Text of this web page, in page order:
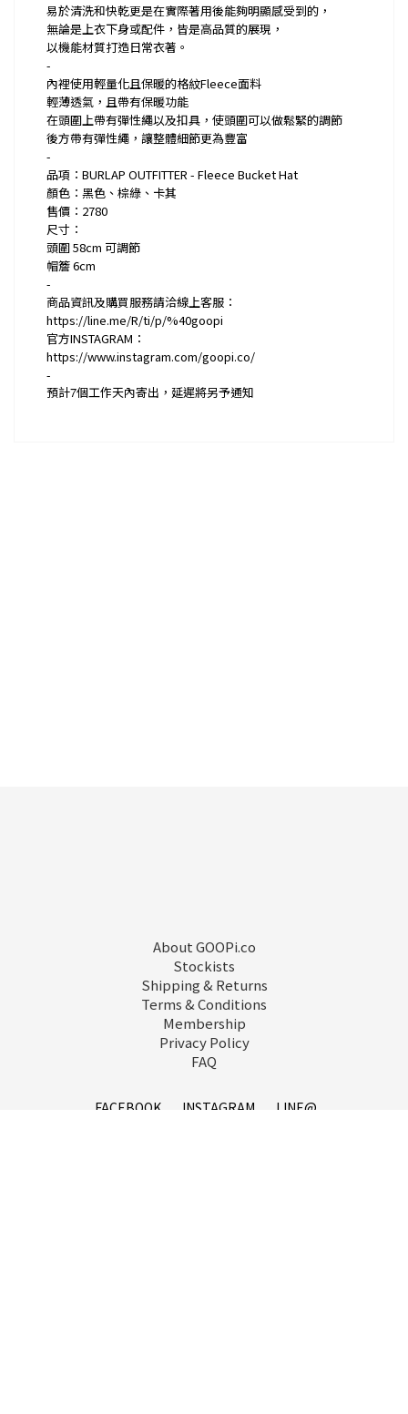
易於清洗和快乾更是在實際著用後能夠明顯感受到的，
無論是上衣下身或配件，皆是高品質的展現，
以機能材質打造日常衣著。
-
內裡使用輕量化且保暖的格紋Fleece面料
輕薄透氣，且帶有保暖功能
在頭圍上帶有彈性繩以及扣具，使頭圍可以做鬆緊的調節
後方帶有彈性繩，讓整體細節更為豐富
-
品項：BURLAP OUTFITTER - Fleece Bucket Hat
顏色：黑色、棕綠、卡其
售價：2780
尺寸：
頭圍 58cm 可調節
帽簷 6cm
-
商品資訊及購買服務請洽線上客服：
https://line.me/R/ti/p/%40goopi
官方INSTAGRAM：
https://www.instagram.com/goopi.co/
-
預計7個工作天內寄出，延遲將另予通知
About GOOPi.co
Stockists
Shipping & Returns
Terms & Conditions
Membership
Privacy Policy
FAQ
FACEBOOK INSTAGRAM
LINE@